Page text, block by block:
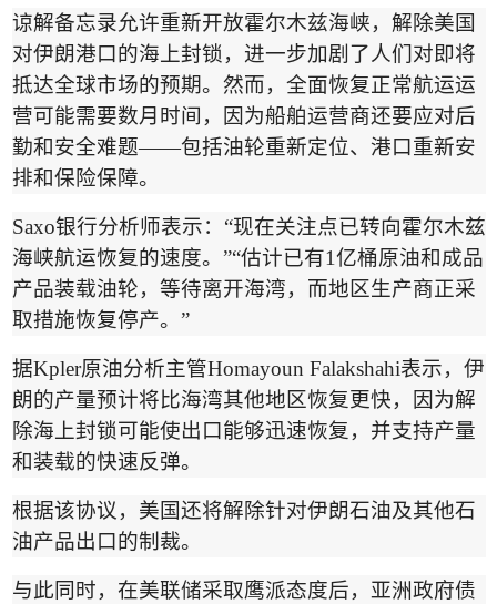
谅解备忘录允许重新开放霍尔木兹海峡，解除美国
对伊朗港口的海上封锁，进一步加剧了人们对即将
抵达全球市场的预期。然而，全面恢复正常航运运
营可能需要数月时间，因为船舶运营商还要应对后
勤和安全难题——包括油轮重新定位、港口重新安
排和保险保障。
Saxo银行分析师表示： “现在关注点已转向霍尔木兹
海峡航运恢复的速度。 ”“估计已有1亿桶原油和成品
产品装载油轮，等待离开海湾，而地区生产商正采
取措施恢复停产。 ”
据Kpler原油分析主管Homayoun Falakshahi表示，伊
朗的产量预计将比海湾其他地区恢复更快，因为解
除海上封锁可能使出口能够迅速恢复，并支持产量
和装载的快速反弹。
根据该协议，美国还将解除针对伊朗石油及其他石
油产品出口的制裁。
与此同时，在美联储采取鹰派态度后，亚洲政府债